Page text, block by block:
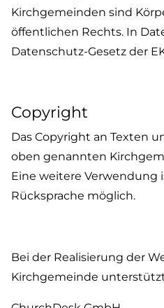
Kirchgemeinden sind
öffentlichen Rechts. In
Datenschutz-Gesetz der
Copyright
Das Copyright an Texten
oben genannten
Eine weitere Verwendung
Rücksprache möglich.
Bei der Realisierung der
Kirchgemeinde